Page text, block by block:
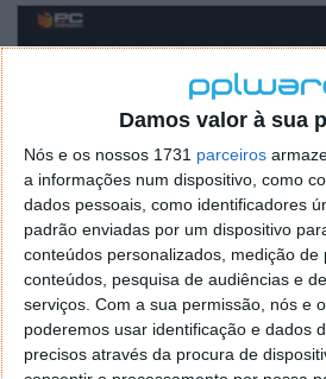
Damos valor à sua
Nós e os nossos 1731 parceiros
a informações num dispositivo, como
dados pessoais, como identificadores
padrão enviadas por um dispositivo
conteúdos personalizados, medição de
conteúdos, pesquisa de audiências e
serviços. Com a sua permissão, nós e
poderemos usar identificação e dados
precisos através da procura de